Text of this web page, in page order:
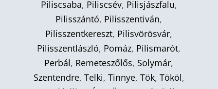
Piliscsaba, Piliscsév, Pilisjászfalu,
Pilisszántó, Pilisszentiván,
Pilisszentkereszt, Pilisvörösvár,
Pilisszentlászló, Pomáz, Pilismarót,
Perbál, Remeteszőlős, Solymár,
Szentendre, Telki, Tinnye, Tök, Tököl,